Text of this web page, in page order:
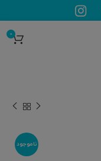
0
ناموجود